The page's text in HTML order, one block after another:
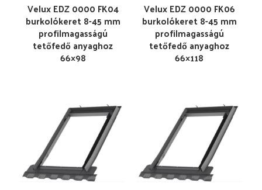
Velux EDZ 0000 FK04
burkolókeret 8-45 mm
profilmagasságú
tetőfedő anyaghoz
66×98
Velux EDZ 0000 FK06
burkolókeret 8-45 mm
profilmagasságú
tetőfedő anyaghoz
66×118